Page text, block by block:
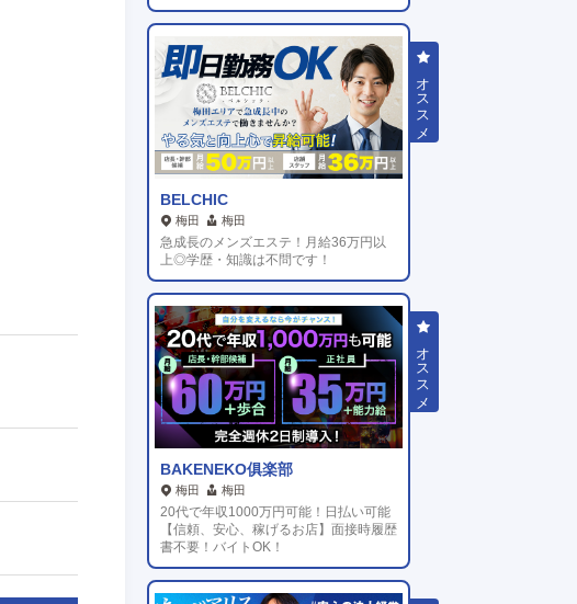
BELCHIC
梅田 梅田
急成長のメンズエステ！月給36万円以
上◎学歴・知識は不問です！
BAKENEKO俱楽部
梅田 梅田
20代で年収1000万円可能！日払い可能
【信頼、安心、稼げるお店】面接時履歴
書不要！バイトOK！